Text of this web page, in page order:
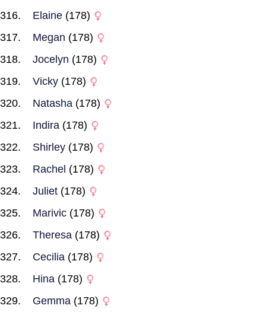
Elaine (178)
Megan (178)
Jocelyn (178)
Vicky (178)
Natasha (178)
Indira (178)
Shirley (178)
Rachel (178)
Juliet (178)
Marivic (178)
Theresa (178)
Cecilia (178)
Hina (178)
Gemma (178)